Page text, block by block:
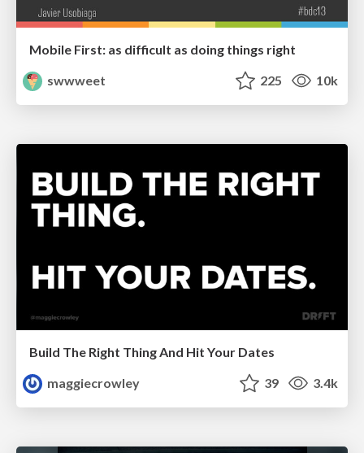
Mobile First: as difficult as doing things right
swwweet
225 10k
Build The Right Thing And Hit Your Dates
maggiecrowley
39 3.4k